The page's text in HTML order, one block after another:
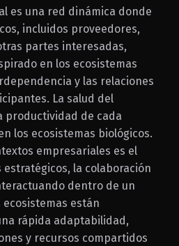
es una red dinámica donde
incluidos proveedores,
partes interesadas,
en los ecosistemas
y las relaciones
La salud del
productividad de cada
los ecosistemas biológicos.
empresariales es el
la colaboración
dentro de un
están
rápida adaptabilidad,
y recursos compartidos